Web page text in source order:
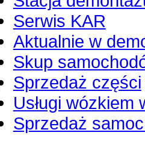
Serwis KAR
Aktualnie w
Skup
Sprzedaż części
Usługi wózkiem
Sprzedaż